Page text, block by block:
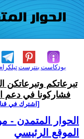
بنترست بودكاست
تبرعاتكم وتبرعاتكن
فشاركونا في دعم
[اشترك في
الحوار المتمدن -
الموقع الرئيسي